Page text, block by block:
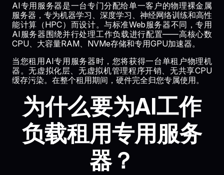
AI专用服务器是一台专门分配给单一客户的物理裸金属
服务器，专为机器学习、深度学习、神经网络训练和高性
能计算（HPC）而设计。与标准Web服务器不同，专用
AI服务器围绕并行处理工作负载进行配置——高核心数
CPU、大容量RAM、NVMe存储和专用GPU加速器。
当您租用AI专用服务器时，您将获得一台单租户物理机
器。无虚拟化层、无虚拟机管理程序开销、无共享CPU
缓存污染。在整个租用期间，硬件完全归您专属使用。
为什么要为AI工作
负载租用专用服务
器？